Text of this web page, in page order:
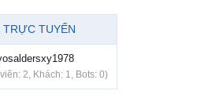
TRỰC TUYẾN
2, Khách: 1, Bots: 0)